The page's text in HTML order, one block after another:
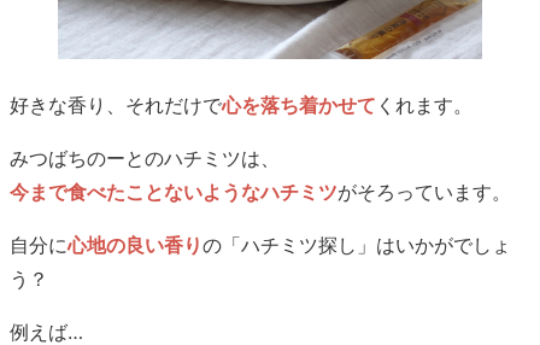
好きな香り、それだけで心を落ち着かせて くれます。
みつばちのーとのハチミツは、
今まで食べたことないようなハチミツがそろっています。
自分に心地の良い香りの「ハチミツ探し」はいかがでしょ
う？
例えば…